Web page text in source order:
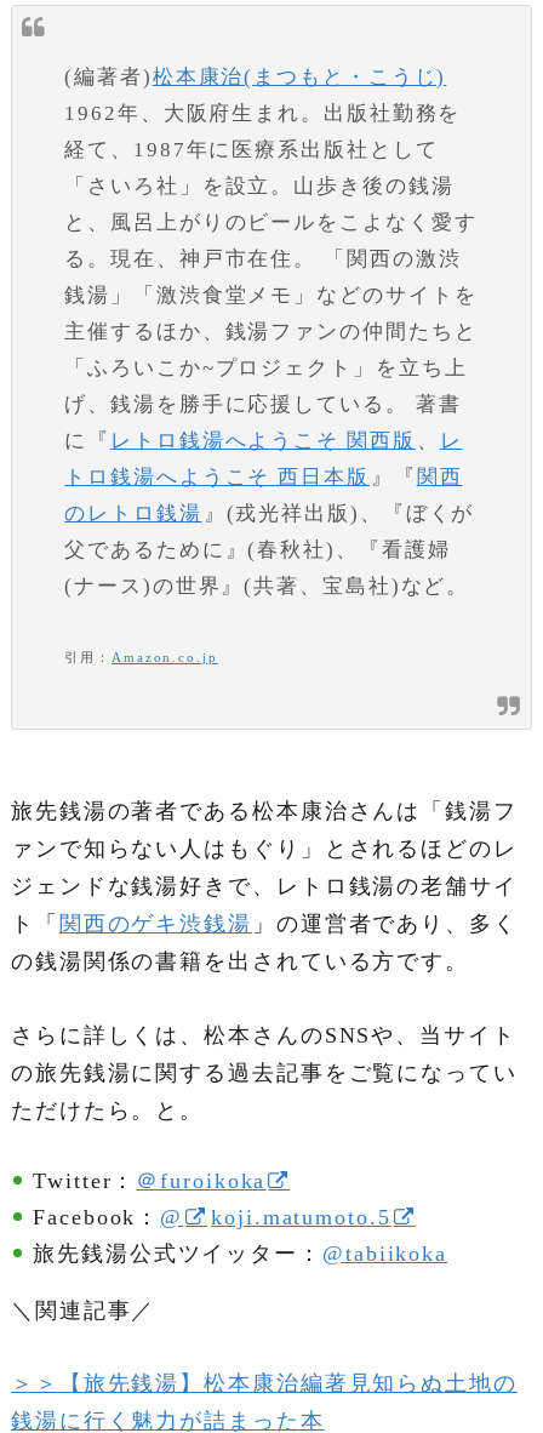
(編著者)松本康治(まつもと・こうじ)
1962年、大阪府生まれ。出版社勤務を
経て、1987年に医療系出版社として
「さいろ社」を設立。山歩き後の銭湯
と、風呂上がりのビールをこよなく愛す
る。現在、神戸市在住。 「関西の激渋
銭湯」「激渋食堂メモ」などのサイトを
主催するほか、銭湯ファンの仲間たちと
「ふろいこか~プロジェクト」を立ち上
げ、銭湯を勝手に応援している。 著書
に『 レトロ銭湯へようこそ 関西版 、
レ
トロ銭湯へようこそ 西日本版 』『 関西
のレトロ銭湯 』(戎光祥出版)、『ぼくが
父であるために』(春秋社)、『看護婦
(ナース)の世界』(共著、宝島社)など。
引用： Amazon.co.jp
旅先銭湯の著者である松本康治さんは「銭湯フ
ァンで知らない人はもぐり」とされるほどのレ
ジェンドな銭湯好きで、レトロ銭湯の老舗サイ
ト「 関西のゲキ渋銭湯 」の運営者であり、多く
の銭湯関係の書籍を出されている方です。
さらに詳しくは、松本さんのSNSや、当サイト
の旅先銭湯に関する過去記事をご覧になってい
ただけたら。と。
Twitter： ＠furoikoka
Facebook： @
koji.matumoto.5
旅先銭湯公式ツイッター： @tabiikoka
＼関連記事／
＞＞【旅先銭湯】松本康治編著見知らぬ土地の
銭湯に行く魅力が詰まった本